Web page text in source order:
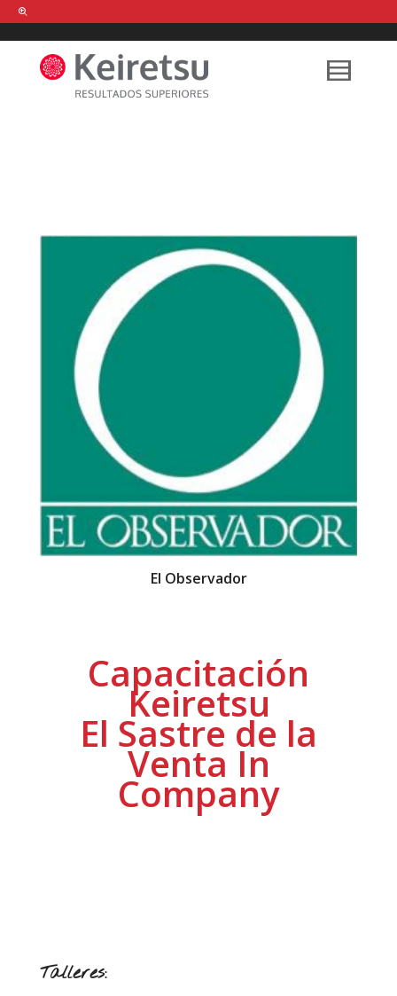
Help me Dante! I'm looking for new
shirts in a size medium
that cost
between £ . Show me all the
El Observador
Capacitación
Keiretsu
El Sastre de la
Venta In
Company
Talleres: